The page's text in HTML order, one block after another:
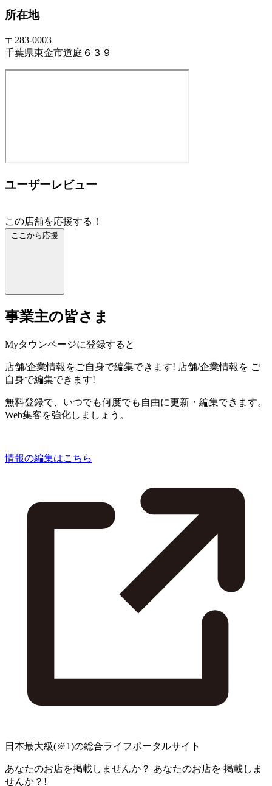
所在地
〒283-0003
千葉県東金市道庭６３９
ユーザーレビュー
この店舗を応援する！
ここから応援
事業主の皆さま
Myタウンページに登録すると
店舗/企業情報をご自身で編集できます! 店舗/企業情報を ご
自身で編集できます!
無料登録で、いつでも何度でも自由に更新・編集できます。
Web集客を強化しましょう。
情報の編集はこちら
日本最大級(※1)の総合ライフポータルサイト
あなたのお店を掲載しませんか？ あなたのお店を 掲載しま
せんか？!